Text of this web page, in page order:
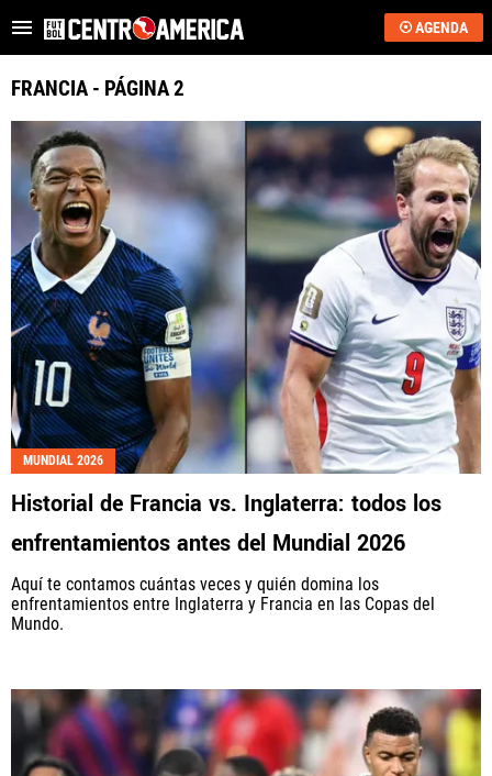
AGENDA
Critican a Washington Ortega
ÚLTIMAS NOTICIAS
SAPRISSA
ALAJUELENSE
KEYLOR NAVAS
COSTA RICA
HONDURAS
GUATEMALA
EL SALVADOR
PANAMÁ
NICARAGUA
FÚTBOL INTERNACIONAL
FRANCIA - PÁGINA 2
MUNDIAL 2026
Historial de Francia vs. Inglaterra: todos los
enfrentamientos antes del Mundial 2026
Aquí te contamos cuántas veces y quién domina los
enfrentamientos entre Inglaterra y Francia en las Copas del
Mundo.